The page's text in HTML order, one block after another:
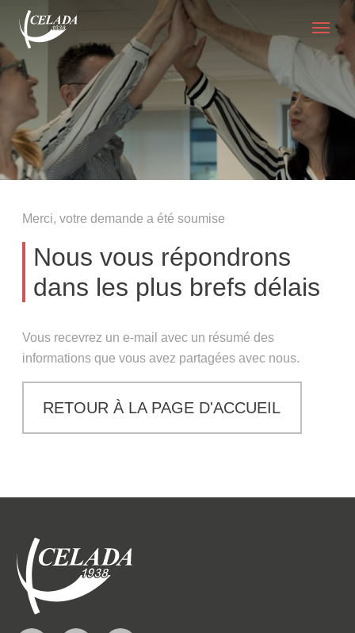
Merci, votre demande a été soumise
Nous vous répondrons
dans les plus brefs délais
Vous recevrez un e-mail avec un résumé des
informations que vous avez partagées avec nous.
RETOUR À LA PAGE D'ACCUEIL